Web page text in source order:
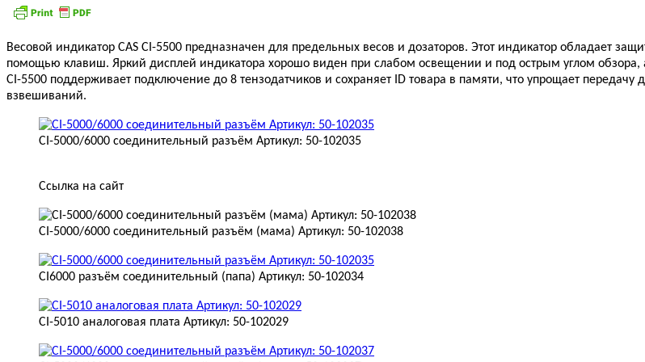
Весовой индикатор CAS CI-5500 предназначен для предельных весов и дозаторов. Этот индикатор обладает
помощью клавиш. Яркий дисплей индикатора хорошо виден при слабом освещении и под острым углом обзора,
CI-5500 поддерживает подключение до 8 тензодатчиков и сохраняет ID товара в памяти, что упрощает
взвешиваний.
CI-5000/6000 соединительный разъём Артикул: 50-102035
Ссылка на сайт
CI-5000/6000 соединительный разъём (мама) Артикул: 50-102038
CI6000 разъём соединительный (папа) Артикул: 50-102034
CI-5010 аналоговая плата Артикул: 50-102029